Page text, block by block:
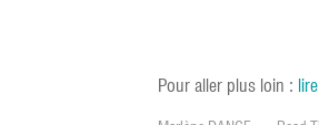
Pour aller plus loin :